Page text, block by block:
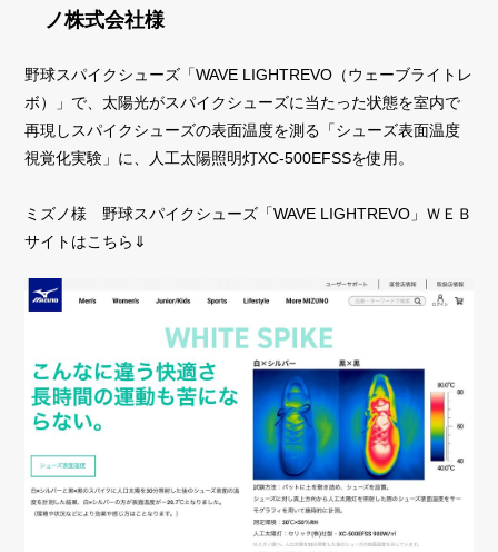
ノ株式会社様
野球スパイクシューズ「WAVE LIGHTREVO（ウェーブライトレ
ボ）」で、太陽光がスパイクシューズに当たった状態を室内で
再現しスパイクシューズの表面温度を測る「シューズ表面温度
視覚化実験」に、人工太陽照明灯XC-500EFSSを使用。
ミズノ様 野球スパイクシューズ「WAVE LIGHTREVO」ＷＥＢ
サイトはこちら⇓